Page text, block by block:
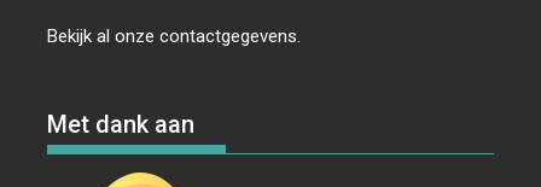
Bekijk al onzecontactgegevens
Met dank aan